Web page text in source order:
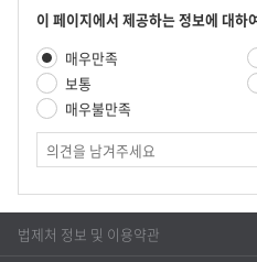
콘
츠
만
족
도
조
사
이 페이지에서 제공하는 정보에 대하
만
족
도
평
가
매우만족
보통
매우불만족
견
법제처 정보 및 이용약관